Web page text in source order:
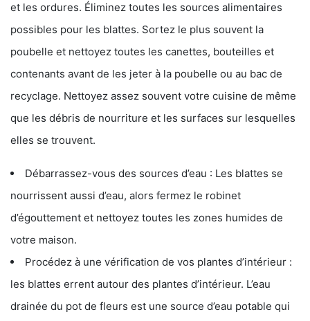
et les ordures. Éliminez toutes les sources alimentaires
possibles pour les blattes. Sortez le plus souvent la
poubelle et nettoyez toutes les canettes, bouteilles et
contenants avant de les jeter à la poubelle ou au bac de
recyclage. Nettoyez assez souvent votre cuisine de même
que les débris de nourriture et les surfaces sur lesquelles
elles se trouvent.
Débarrassez-vous des sources d’eau : Les blattes se
nourrissent aussi d’eau, alors fermez le robinet
d’égouttement et nettoyez toutes les zones humides de
votre maison.
Procédez à une vérification de vos plantes d’intérieur :
les blattes errent autour des plantes d’intérieur. L’eau
drainée du pot de fleurs est une source d’eau potable qui